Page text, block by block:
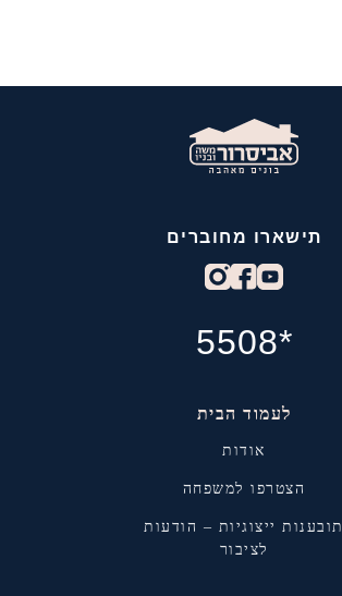
תישארו מחוברים
*5508
לעמוד הבית
אודות
הצטרפו למשפחה
תובענות ייצוגיות – הודעות
לציבור